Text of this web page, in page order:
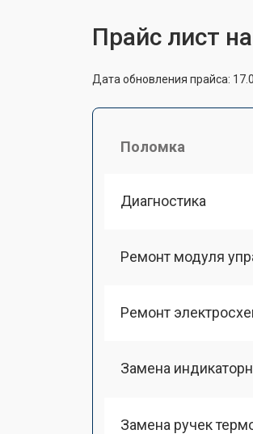
Прайс лист
Дата обновления прайса:
Поломка
Диагностика
Ремонт модуля
Ремонт
Замена
Замена ручек